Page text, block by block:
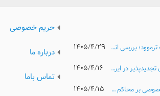
کیفیت و نکات مهم پیش از خرید
۱۴۰۵/۴/۲۹
های سرمایه گذاری و الزامات گذار پایدار انرژی
۱۴۰۵/۴/۱۶
بر محاکم عمومی
۱۴۰۵/۴/۱۵
حریم خصوصی
درباره ما
تماس باما